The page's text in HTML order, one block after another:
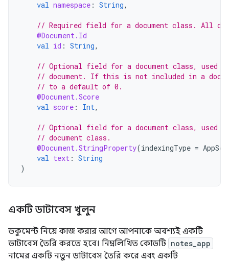
val namespace : String,
// Required field for a document class. All
@Document.Id
val id : String,
// Optional field for a document class, used
// document. If this is not included in a
// to a default of 0.
@Document.Score
val score : Int,
// Optional field for a document class, used
// document class.
@Document.StringProperty(indexingType =
val text : String
)
একটি ডাটাবেস খুলুন
ডকুমেন্ট নিয়ে কাজ করার আগে আপনাকে অবশ্যই একটি
ডাটাবেস তৈরি করতে হবে। নিম্নলিখিত কোডটি notes_app
নামের একটি নতুন ডাটাবেস তৈরি করে এবং একটি